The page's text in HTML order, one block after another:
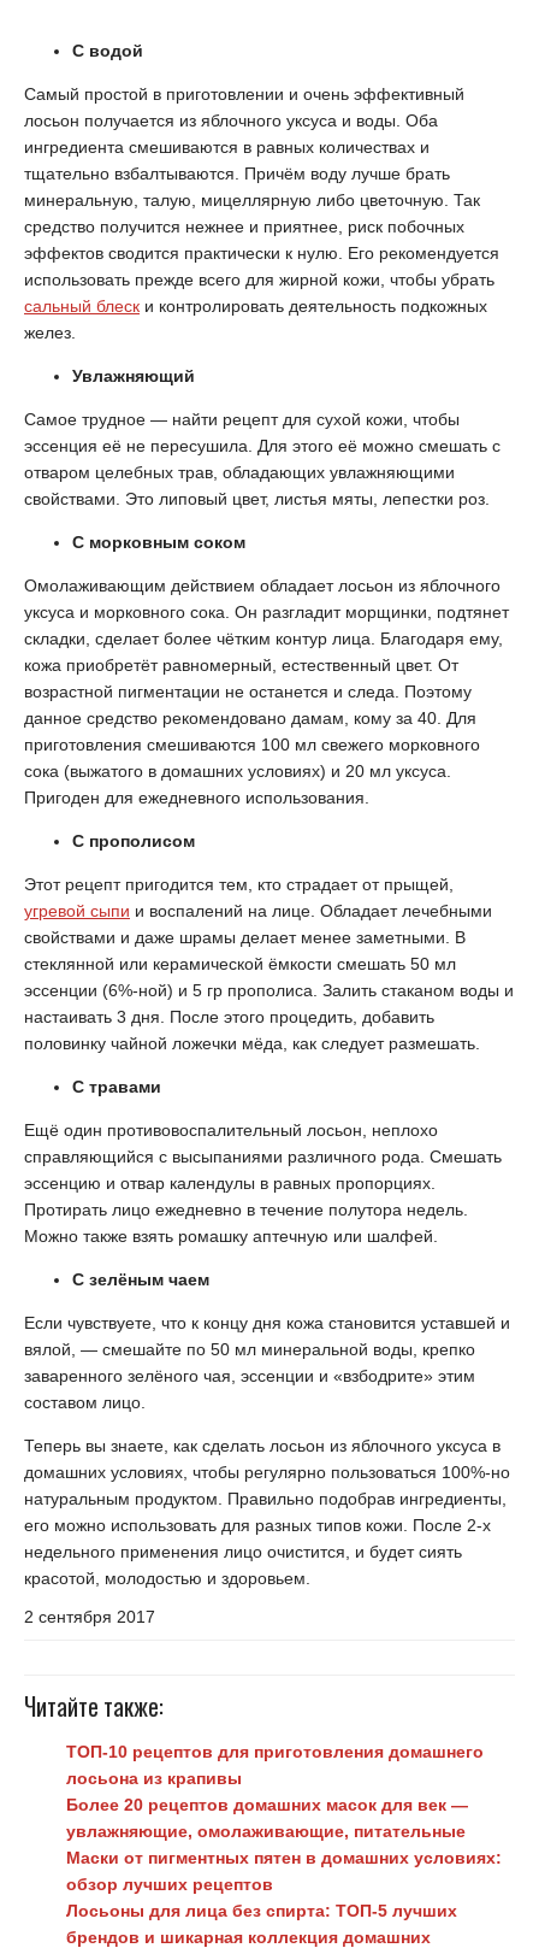
С водой
Самый простой в приготовлении и очень эффективный
лосьон получается из яблочного уксуса и воды. Оба
ингредиента смешиваются в равных количествах и
тщательно взбалтываются. Причём воду лучше брать
минеральную, талую, мицеллярную либо цветочную. Так
средство получится нежнее и приятнее, риск побочных
эффектов сводится практически к нулю. Его рекомендуется
использовать прежде всего для жирной кожи, чтобы убрать
сальный блеск и контролировать деятельность подкожных
желез.
Увлажняющий
Самое трудное — найти рецепт для сухой кожи, чтобы
эссенция её не пересушила. Для этого её можно смешать с
отваром целебных трав, обладающих увлажняющими
свойствами. Это липовый цвет, листья мяты, лепестки роз.
С морковным соком
Омолаживающим действием обладает лосьон из яблочного
уксуса и морковного сока. Он разгладит морщинки, подтянет
складки, сделает более чётким контур лица. Благодаря ему,
кожа приобретёт равномерный, естественный цвет. От
возрастной пигментации не останется и следа. Поэтому
данное средство рекомендовано дамам, кому за 40. Для
приготовления смешиваются 100 мл свежего морковного
сока (выжатого в домашних условиях) и 20 мл уксуса.
Пригоден для ежедневного использования.
С прополисом
Этот рецепт пригодится тем, кто страдает от прыщей,
угревой сыпи и воспалений на лице. Обладает лечебными
свойствами и даже шрамы делает менее заметными. В
стеклянной или керамической ёмкости смешать 50 мл
эссенции (6%-ной) и 5 гр прополиса. Залить стаканом воды и
настаивать 3 дня. После этого процедить, добавить
половинку чайной ложечки мёда, как следует размешать.
С травами
Ещё один противовоспалительный лосьон, неплохо
справляющийся с высыпаниями различного рода. Смешать
эссенцию и отвар календулы в равных пропорциях.
Протирать лицо ежедневно в течение полутора недель.
Можно также взять ромашку аптечную или шалфей.
С зелёным чаем
Если чувствуете, что к концу дня кожа становится уставшей и
вялой, — смешайте по 50 мл минеральной воды, крепко
заваренного зелёного чая, эссенции и «взбодрите» этим
составом лицо.
Теперь вы знаете, как сделать лосьон из яблочного уксуса в
домашних условиях, чтобы регулярно пользоваться 100%-но
натуральным продуктом. Правильно подобрав ингредиенты,
его можно использовать для разных типов кожи. После 2-х
недельного применения лицо очистится, и будет сиять
красотой, молодостью и здоровьем.
2 сентября 2017
Читайте также:
ТОП-10 рецептов для приготовления домашнего
лосьона из крапивы
Более 20 рецептов домашних масок для век —
увлажняющие, омолаживающие, питательные
Маски от пигментных пятен в домашних условиях:
обзор лучших рецептов
Лосьоны для лица без спирта: ТОП-5 лучших
брендов и шикарная коллекция домашних